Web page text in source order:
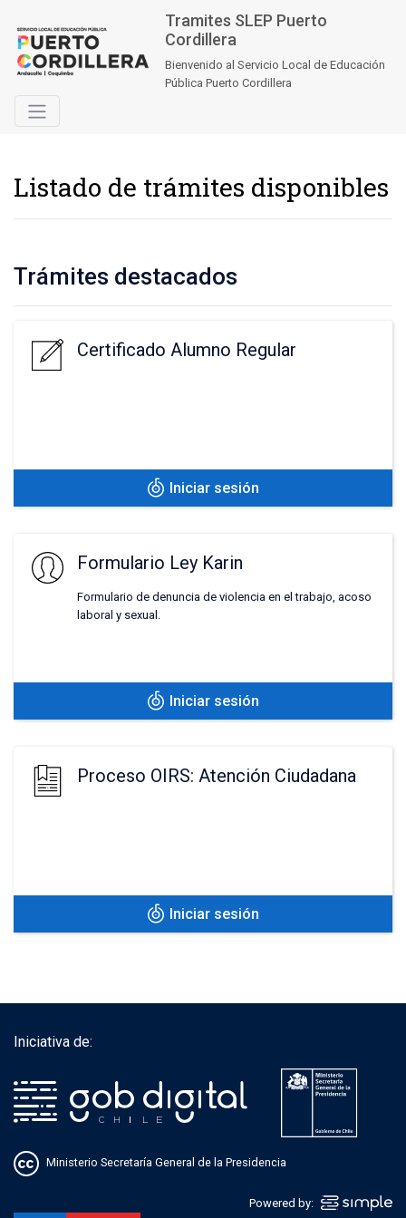
Tramites SLEP Puerto
Cordillera
Bienvenido al Servicio Local de Educación
Pública Puerto Cordillera
Listado de trámites disponibles
Trámites destacados
Certificado Alumno Regular
Iniciar sesión
Formulario Ley Karin
Formulario de denuncia de violencia en el trabajo, acoso
laboral y sexual.
Iniciar sesión
Proceso OIRS: Atención Ciudadana
Iniciar sesión
Iniciativa de:
Ministerio Secretaría General de la Presidencia
Powered by: